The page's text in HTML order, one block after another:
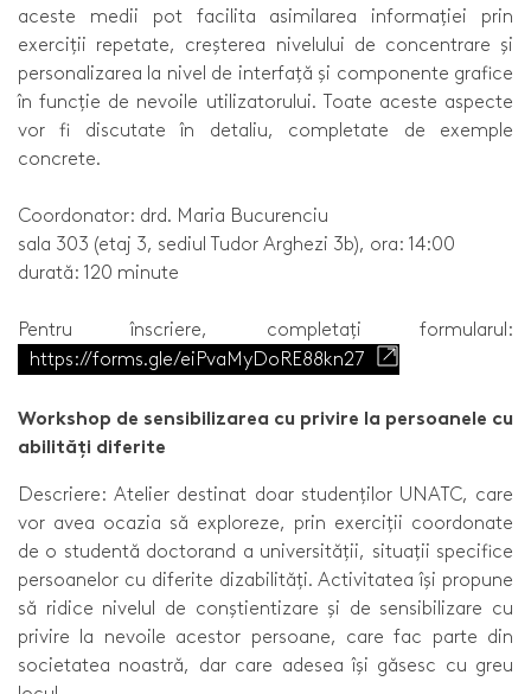
aceste medii pot facilita asimilarea informației prin
exerciții repetate, creșterea nivelului de concentrare și
personalizarea la nivel de interfață și componente grafice
în funcție de nevoile utilizatorului. Toate aceste aspecte
vor fi discutate în detaliu, completate de exemple
concrete.
Coordonator: drd. Maria Bucurenciu
sala 303 (etaj 3, sediul Tudor Arghezi 3b), ora: 14:00
durată: 120 minute
Pentru înscriere, completați formularul:
https://forms.gle/eiPvaMyDoRE88kn27
Workshop de sensibilizarea cu privire la persoanele cu
abilități diferite
Descriere: Atelier destinat doar studenților UNATC, care
vor avea ocazia să exploreze, prin exerciții coordonate
de o studentă doctorand a universității, situații specifice
persoanelor cu diferite dizabilități. Activitatea își propune
să ridice nivelul de conștientizare și de sensibilizare cu
privire la nevoile acestor persoane, care fac parte din
societatea noastră, dar care adesea își găsesc cu greu